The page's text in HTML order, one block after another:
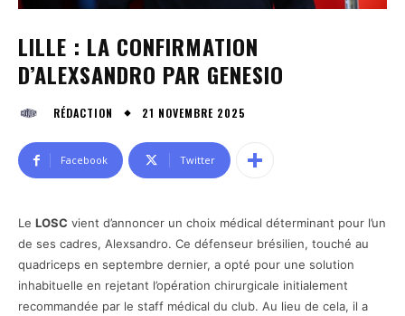
LILLE : LA CONFIRMATION
D’ALEXSANDRO PAR GENESIO
RÉDACTION 21 NOVEMBRE 2025
Facebook Twitter
Le LOSC vient d’annoncer un choix médical déterminant pour l’un
de ses cadres, Alexsandro. Ce défenseur brésilien, touché au
quadriceps en septembre dernier, a opté pour une solution
inhabituelle en rejetant l’opération chirurgicale initialement
recommandée par le staff médical du club. Au lieu de cela, il a